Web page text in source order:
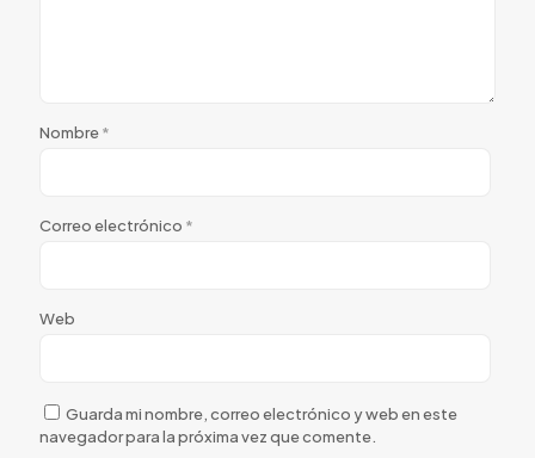
Nombre*
Correo electrónico *
Web
Guarda mi nombre, correo electrónico y web en este
navegador para la próxima vez que comente.